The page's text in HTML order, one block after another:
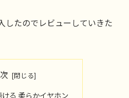
したのでレビューしていきた
る 柔らかイヤホン